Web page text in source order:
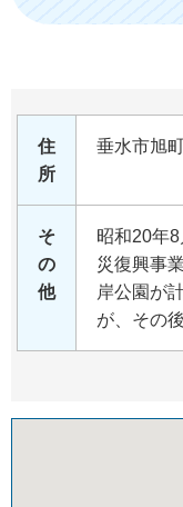
住
所
垂水市旭
そ
の
他
昭和20年
災復興事
岸公園が
が、その